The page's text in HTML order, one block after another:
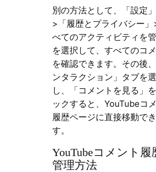
別の方法として、「設定」
>「履歴とプライバシー」
べてのアクティビティを管
を選択して、すべてのコ
を確認できます。その後
ンタラクション」タブを
し、「コメントを見る」
ックすると、YouTubeコ
履歴ページに直接移動で
す。
YouTubeコメント履
管理方法